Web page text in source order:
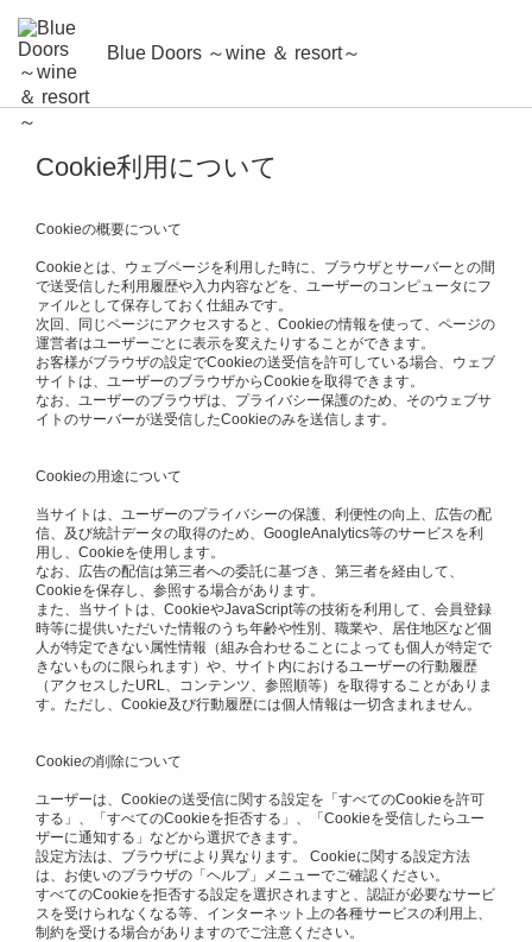
Blue Doors ～wine ＆ resort～
Cookie利用について
Cookieの概要について
Cookieとは、ウェブページを利用した時に、ブラウザとサーバーとの間
で送受信した利用履歴や入力内容などを、ユーザーのコンピュータにフ
ァイルとして保存しておく仕組みです。
次回、同じページにアクセスすると、Cookieの情報を使って、ページの
運営者はユーザーごとに表示を変えたりすることができます。
お客様がブラウザの設定でCookieの送受信を許可している場合、ウェブ
サイトは、ユーザーのブラウザからCookieを取得できます。
なお、ユーザーのブラウザは、プライバシー保護のため、そのウェブサ
イトのサーバーが送受信したCookieのみを送信します。
Cookieの用途について
当サイトは、ユーザーのプライバシーの保護、利便性の向上、広告の配
信、及び統計データの取得のため、GoogleAnalytics等のサービスを利
用し、Cookieを使用します。
なお、広告の配信は第三者への委託に基づき、第三者を経由して、
Cookieを保存し、参照する場合があります。
また、当サイトは、CookieやJavaScript等の技術を利用して、会員登録
時等に提供いただいた情報のうち年齢や性別、職業や、居住地区など個
人が特定できない属性情報（組み合わせることによっても個人が特定で
きないものに限られます）や、サイト内におけるユーザーの行動履歴
（アクセスしたURL、コンテンツ、参照順等）を取得することがありま
す。ただし、Cookie及び行動履歴には個人情報は一切含まれません。
Cookieの削除について
ユーザーは、Cookieの送受信に関する設定を「すべてのCookieを許可
する」、「すべてのCookieを拒否する」、「Cookieを受信したらユー
ザーに通知する」などから選択できます。
設定方法は、ブラウザにより異なります。 Cookieに関する設定方法
は、お使いのブラウザの「ヘルプ」メニューでご確認ください。
すべてのCookieを拒否する設定を選択されますと、認証が必要なサービ
スを受けられなくなる等、インターネット上の各種サービスの利用上、
制約を受ける場合がありますのでご注意ください。